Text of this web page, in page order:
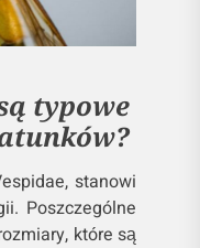
typowe
stanowi
Poszczególne
które są